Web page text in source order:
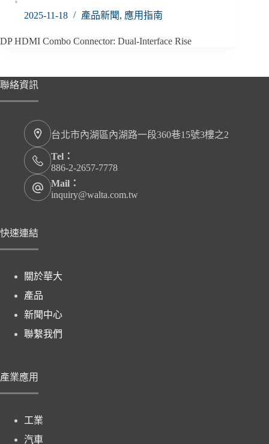
2025-11-18 產品新聞, 應用指南
DP HDMI Combo Connector: Dual-Interface Rise
聯絡資訊
台北市內湖區內湖路一段360巷15號3樓之2
Tel：
886-2-2657-7778
Mail：
inquiry@walta.com.tw
快速連結
關於華大
產品
新聞中心
聯繫我們
產業應用
工業
汽車